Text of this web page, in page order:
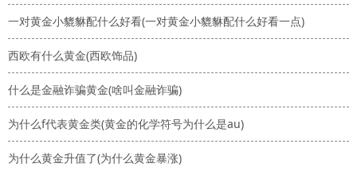
一对黄金小貔貅配什么好看(一对黄金小貔貅配什么好看一点)
西欧有什么黄金(西欧饰品)
什么是金融诈骗黄金(啥叫金融诈骗)
为什么f代表黄金类(黄金的化学符号为什么是au)
为什么黄金升值了(为什么黄金暴涨)